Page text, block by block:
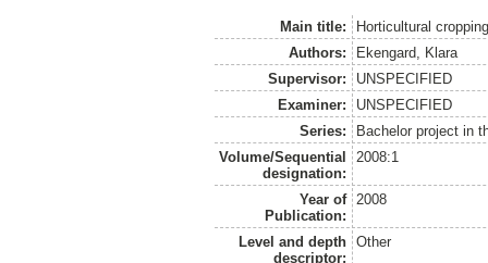
Main title:
Horticultural
Authors:
Ekengard, Klara
Supervisor:
UNSPECIFIED
Examiner:
UNSPECIFIED
Series:
Bachelor project in
Volume/Sequential
designation:
2008:1
Year of
Publication:
2008
Level and depth
descriptor:
Other